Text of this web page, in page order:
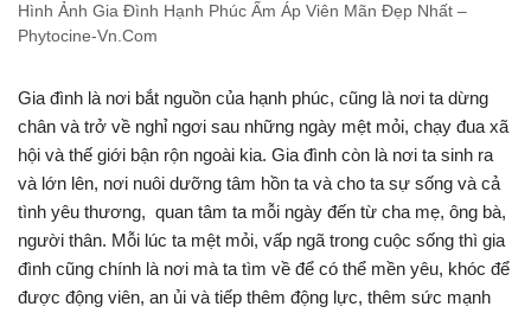
Hình Ảnh Gia Đình Hạnh Phúc Ấm Áp Viên Mãn Đẹp Nhất –
Phytocine-Vn.Com
Gia đình là nơi bắt nguồn của hạnh phúc, cũng là nơi ta dừng
chân và trở về nghỉ ngơi sau những ngày mệt mỏi, chạy đua xã
hội và thế giới bận rộn ngoài kia. Gia đình còn là nơi ta sinh ra
và lớn lên, nơi nuôi dưỡng tâm hồn ta và cho ta sự sống và cả
tình yêu thương, quan tâm ta mỗi ngày đến từ cha mẹ, ông bà,
người thân. Mỗi lúc ta mệt mỏi, vấp ngã trong cuộc sống thì gia
đình cũng chính là nơi mà ta tìm về để có thể mền yêu, khóc để
được động viên, an ủi và tiếp thêm động lực, thêm sức mạnh